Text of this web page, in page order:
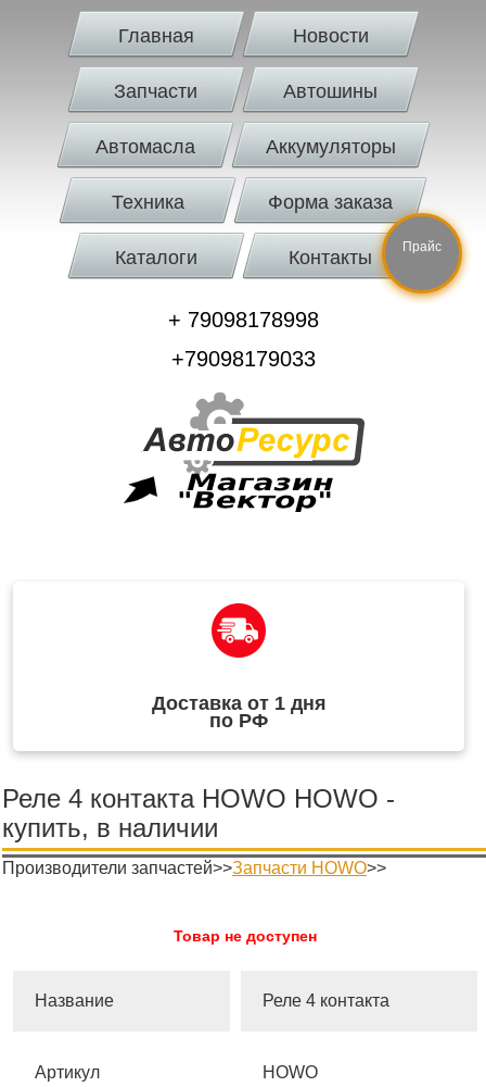
Главная Новости
Запчасти Автошины
Автомасла Аккумуляторы
Техника Форма заказа
Каталоги Контакты
+ 79098178998
+79098179033
Доставка от 1 дня
по РФ
Реле 4 контакта HOWO HOWO -
купить, в наличии
Производители запчастей>>Запчасти HOWO>>
Товар не доступен
Название Реле 4 контакта
Артикул HOWO
Прайс